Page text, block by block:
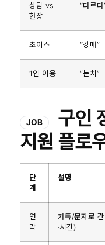
상담 vs
현장
“다르다
초이스 “강매”
1인 이용 “눈치”
JOB
구인
지원 플로
단
계
설명
연
락
카톡/문자로
·시간)